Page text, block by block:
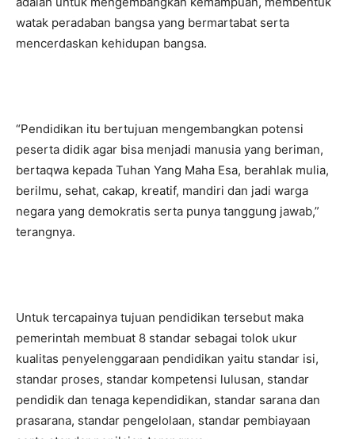
watak peradaban bangsa yang bermartabat serta
mencerdaskan kehidupan bangsa.
“Pendidikan itu bertujuan mengembangkan potensi
peserta didik agar bisa menjadi manusia yang beriman,
bertaqwa kepada Tuhan Yang Maha Esa, berahlak mulia,
berilmu, sehat, cakap, kreatif, mandiri dan jadi warga
negara yang demokratis serta punya tanggung jawab,”
terangnya.
Untuk tercapainya tujuan pendidikan tersebut maka
pemerintah membuat 8 standar sebagai tolok ukur
kualitas penyelenggaraan pendidikan yaitu standar isi,
standar proses, standar kompetensi lulusan, standar
pendidik dan tenaga kependidikan, standar sarana dan
prasarana, standar pengelolaan, standar pembiayaan